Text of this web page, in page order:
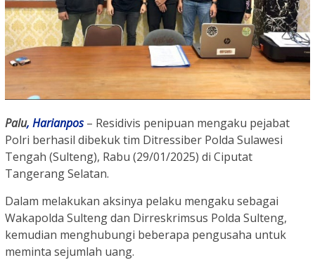
Palu, Harianpos – Residivis penipuan mengaku pejabat
Polri berhasil dibekuk tim Ditressiber Polda Sulawesi
Tengah (Sulteng), Rabu (29/01/2025) di Ciputat
Tangerang Selatan.
Dalam melakukan aksinya pelaku mengaku sebagai
Wakapolda Sulteng dan Dirreskrimsus Polda Sulteng,
kemudian menghubungi beberapa pengusaha untuk
meminta sejumlah uang.